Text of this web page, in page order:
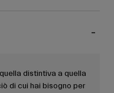
distintiva a quella
di cui hai bisogno per